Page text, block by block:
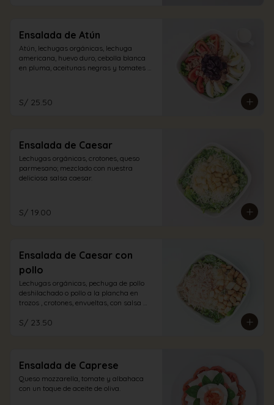
Ensalada de Atún
Atún, lechugas orgánicas, lechuga
americana, huevo duro, cebolla blanca
en pluma, aceitunas negras y tomates
S/ 25.50
Ensalada de Caesar
Lechugas orgánicas, crotones, queso
parmesano; mezclado con nuestra
deliciosa salsa caesar.
S/ 19.00
Ensalada de Caesar con
pollo
Lechugas orgánicas, pechuga de pollo
deshilachado o pollo a la plancha en
trozos , crotones, envueltas, con salsa
parmesano.
S/ 23.50
Ensalada de Caprese
Queso mozzarella, tomate y albahaca
con un toque de aceite de oliva.